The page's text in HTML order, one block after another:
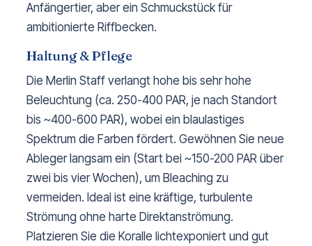
Anfängertier, aber ein Schmuckstück für
ambitionierte Riffbecken.
Haltung & Pflege
Die Merlin Staff verlangt hohe bis sehr hohe
Beleuchtung (ca. 250-400 PAR, je nach Standort
bis ~400-600 PAR), wobei ein blaulastiges
Spektrum die Farben fördert. Gewöhnen Sie neue
Ableger langsam ein (Start bei ~150-200 PAR über
zwei bis vier Wochen), um Bleaching zu
vermeiden. Ideal ist eine kräftige, turbulente
Strömung ohne harte Direktanströmung.
Platzieren Sie die Koralle lichtexponiert und gut